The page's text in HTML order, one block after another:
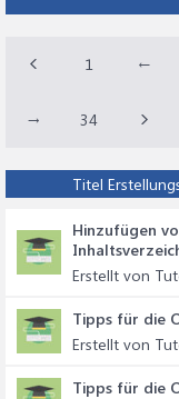
1 ←
→ 34
Titel
Hinzufügen
Erstellt von
Tipps für die
Erstellt von
Tipps für die